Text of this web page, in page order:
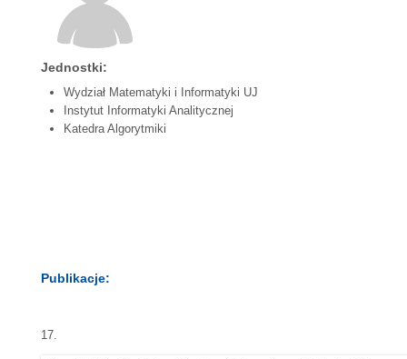
Jednostki:
Wydział Matematyki i Informatyki UJ
Instytut Informatyki Analitycznej
Katedra Algorytmiki
Publikacje:
17.